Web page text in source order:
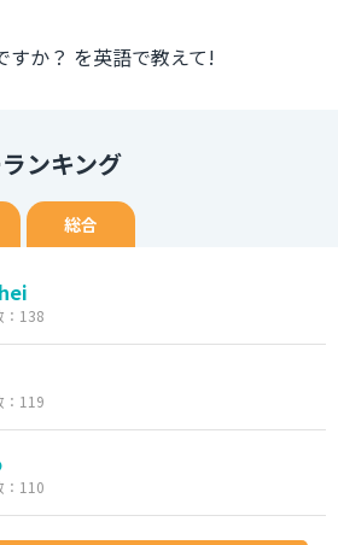
すか？ を英語で教えて!
ンキング
総合
：138
：119
：110